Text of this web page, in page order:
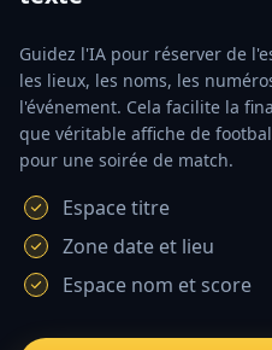
Guidez l'IA pour réserver de
les lieux, les noms, les
l'événement. Cela facilite la
que véritable affiche de
pour une soirée de match.
Espace titre
Zone date et lieu
Espace nom et score